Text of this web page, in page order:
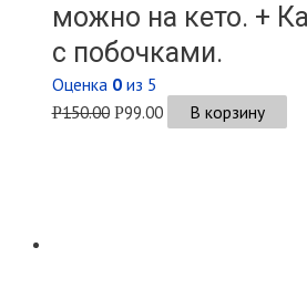
можно на кето. +
с побочками.
Оценка 0из 5
Р150.00 Р99.00 В корзину